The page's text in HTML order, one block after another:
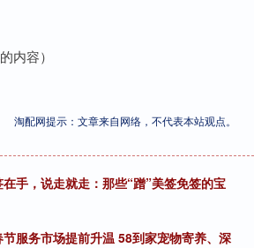
内容）
淘配网提示：文章来自网络，不代表本站观点。
手，说走就走：那些“蹭”美签免签的宝
服务市场提前升温 58到家宠物寄养、深